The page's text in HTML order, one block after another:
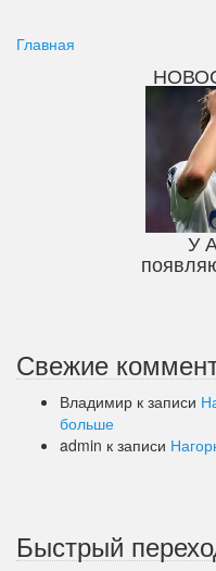
Главная
У
Свежие
Владимир к записи
больше
admin к записи
Быстрый